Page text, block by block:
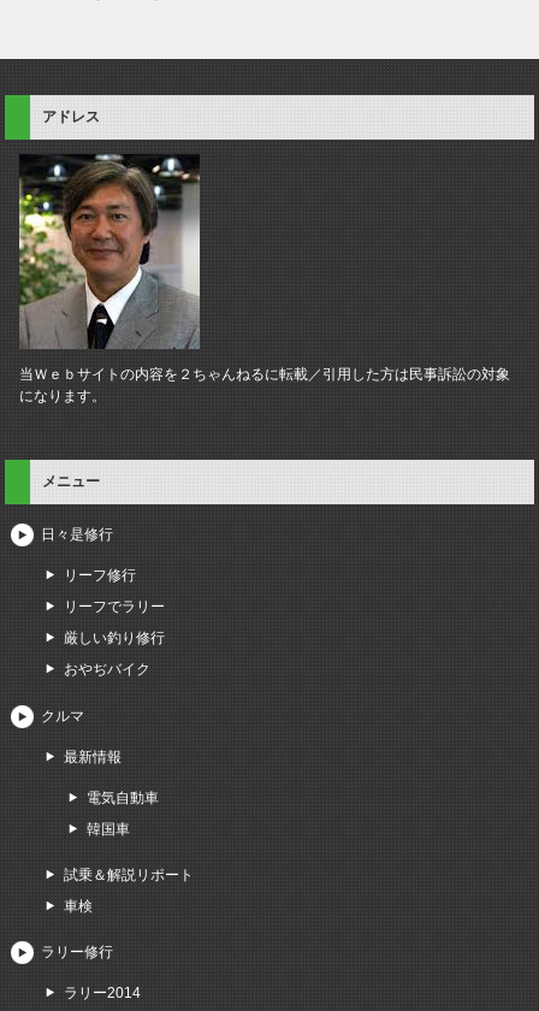
アドレス
当Ｗｅｂサイトの内容を２ちゃんねるに転載／引用した方は民事訴訟の対象
になります。
メニュー
日々是修行
リーフ修行
リーフでラリー
厳しい釣り修行
おやぢバイク
クルマ
最新情報
電気自動車
韓国車
試乗＆解説リポート
車検
ラリー修行
ラリー2014